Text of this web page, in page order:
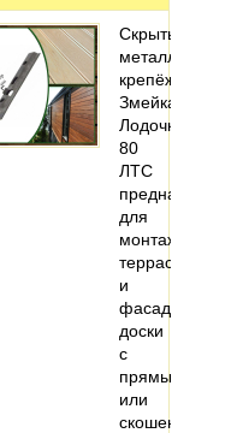
Скрытый
металлический
крепёж
Змейка-
Лодочка
80
ЛТС
предназначен
для
монтажа
террасной
и
фасадной
доски
с
прямым
или
скошенным